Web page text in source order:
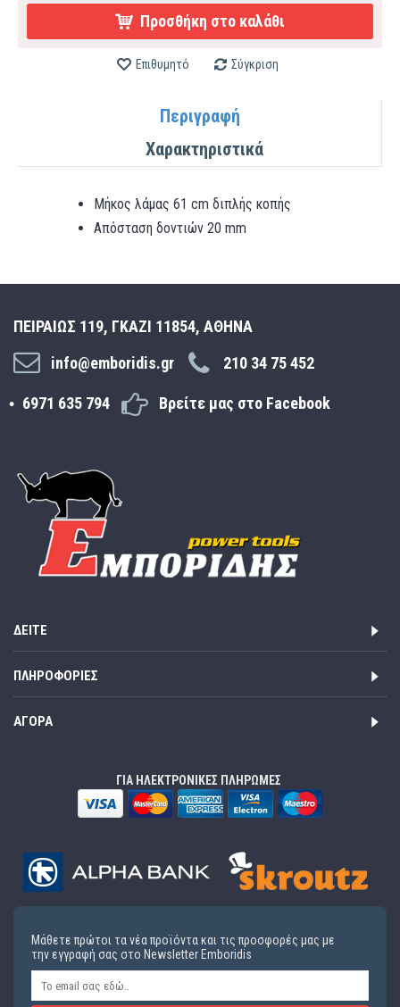
Προσθήκη στο καλάθι
Επιθυμητό Σύγκριση
Περιγραφή
Χαρακτηριστικά
Μήκος λάμας 61 cm διπλής κοπής
Απόσταση δοντιών 20 mm
ΠΕΙΡΑΙΩΣ 119, ΓΚΑΖΙ 11854, ΑΘΗΝΑ
info@emboridis.gr
210 34 75 452
6971 635 794 Βρείτε μας στο Facebook
ΔΕΊΤΕ
ΠΛΗΡΟΦΟΡΊΕΣ
ΑΓΟΡΆ
ΓΙΑ ΗΛΕΚΤΡΟΝΙΚΕΣ ΠΛΗΡΩΜΕΣ
Μάθετε πρώτοι τα νέα προϊόντα και τις προσφορές μας με
την εγγραφή σας στο Newsletter Emboridis